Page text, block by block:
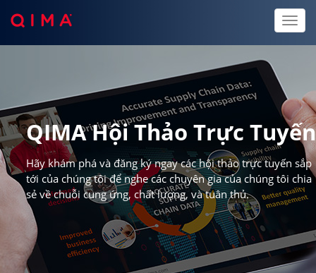
Toggle
QIMA Hội Thảo Trực Tuyến
Hãy khám phá và đăng ký ngay các hội thảo trực tuyến sắp
tới của chúng tôi để nghe các chuyên gia của chúng tôi chia
sẻ về chuỗi cung ứng, chất lượng, và tuân thủ.